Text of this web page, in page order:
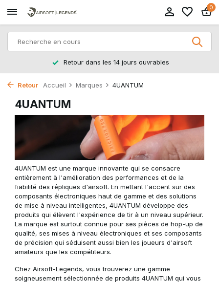
0
Retour dans les 14 jours ouvrables
Retour Accueil Marques 4UANTUM
4UANTUM
4UANTUM est une marque innovante qui se consacre
entièrement à l'amélioration des performances et de la
fiabilité des répliques d'airsoft. En mettant l'accent sur des
composants électroniques haut de gamme et des solutions
de mise à niveau intelligentes, 4UANTUM développe des
produits qui élèvent l'expérience de tir à un niveau supérieur.
La marque est surtout connue pour ses pièces de hop-up de
qualité, ses mises à niveau électroniques et ses composants
de précision qui séduisent aussi bien les joueurs d'airsoft
amateurs que les compétiteurs.
Chez Airsoft-Legends, vous trouverez une gamme
soigneusement sélectionnée de produits 4UANTUM qui vous